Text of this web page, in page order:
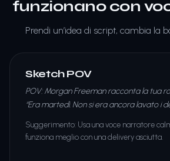
funzionano con
Prendi un’idea di script, cambia la
Sketch POV
POV: Morgan Freeman racconta la tua
“Era martedì. Non si era ancora lavato i
Suggerimento: Usa una voce narratore
funziona meglio con una delivery asciutta.